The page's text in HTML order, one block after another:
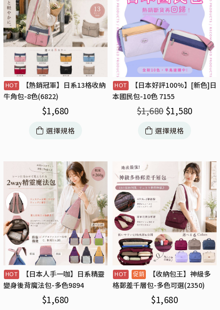
【熱銷冠軍】日系13格收納
牛角包-8色(6822)
$1,680
選擇規格
【日本好評100%】[新色]日
本國民包-10色 7155
$1,680 $1,580
選擇規格
【日本人手一咖】日系精靈
變身後背魔法包-多色9894
$1,680
【收納包王】神級多
格郵差千層包-多色可選(2350)
$1,680